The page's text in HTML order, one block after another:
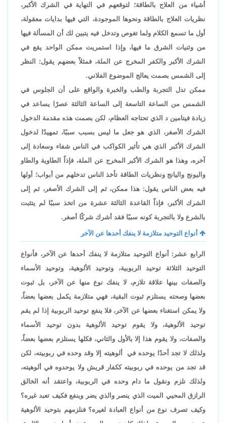
أشياء من العلاج بالطاقة؛ لتوقعهم في النهاية في الشرك الأكبر،
نظريات العلاج بالطاقة ونحوها الموجودة، التي فيها بدايات معقولة،
أول ما تسمع الكلام ولما تغوص وتدخل فيه يتبين لك أن المسألة فيها
من وثنيات الشرق ما فيها، وإذا استمريت ممكن الواحد يقع في
الشرك الأكبر والكفر المخرج عن الملة، فمثلاً بعضهم يقول: النظر
إلى الشمس بصمت يعالج الموضوع الفلاني.
ممكن تدل التجربة والطب والخبرة والواقع على أن الجلوس في
الشمس من الساعة التاسعة إلى الساعة الثالثة عصرًا يساعد في
زيادة فيتامين د الذي تحتاجه العظام، لكن بصمت هذه مقدمة الدخول
الشرك الأصغر، الذي هو جعل ما ليس بسبب سببًا، تمهيدًا لدخول
الشرك الأكبر الذي هي تأثير الكواكب في الناس شفاء وسعادة إلى
آخره، وهذا هو الشرك الأكبر المخرج عن الملة، فإذاً الطاوية والطاو
واليونج واليانج ونظريات الطاقة تأخذ الناس تدخلهم من أبواب؛ أولها
فيه بعض الناس يقول: هذا ممكن، ثم إلى الشرك الأصغر، ثم إلى
الشرك الأكبر، فإذاً القاعدة الثالثة عشرة من اتخذ سببًا لم يتثبت
بالشرع ولا بالتجربة كونه سببًا فقد أشرك شركًا أصغر.
أنواع التوحيد متلازمة لا ينفك أحدها عن الآخر
الرابع عشر: أنواع التوحيد متلازمة لا ينفك أحدها عن الآخر، فأنواع
التوحيد الثلاثة توحيد الربوبية، وتوحيد الألوهية، وتوحيد الأسماء
والصفات بينها علاقة تلازم، لا ينفك نوع منها عن الآخر، بل ثبوت
بعضها وصحته يستلزم ثبوت البقية، فهي متلازمة يكمل بعضها بعضاً،
ولا يمكن استغناء بعضها عن الآخر، فلا ينفع توحيد الربوبية إذا لم يقم
توحيد الألوهية، ولا يقوم توحيد الألوهية بدون توحيد الأسماء
والصفات، ولا يقوم هذا إلا بالأول والثاني، فكلها يستلزم بعضها بعضاً،
ولذلك لا تجد أحدًا يوحده في ألوهيته إلا وقد وحده في ربوبيته، لكن
قد تجد من يوحده في ربوبيته ككفار قريش ولا يوحدوه في ألوهيته،
ولذلك نلزم ونقول ما دام وحده في الربوبية، واعتقد أنه الخالق
الرازق المحيي الميت الذي ينصر والذي يضر وينفع فكيف تعبد غيره؟
وكيف تصرف نوع من أنواع العبادة لغيره؟ فنلزمهم بتوحيد الألوهية